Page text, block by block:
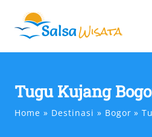
content
Tugu Kujang
Home Destinasi Bogor